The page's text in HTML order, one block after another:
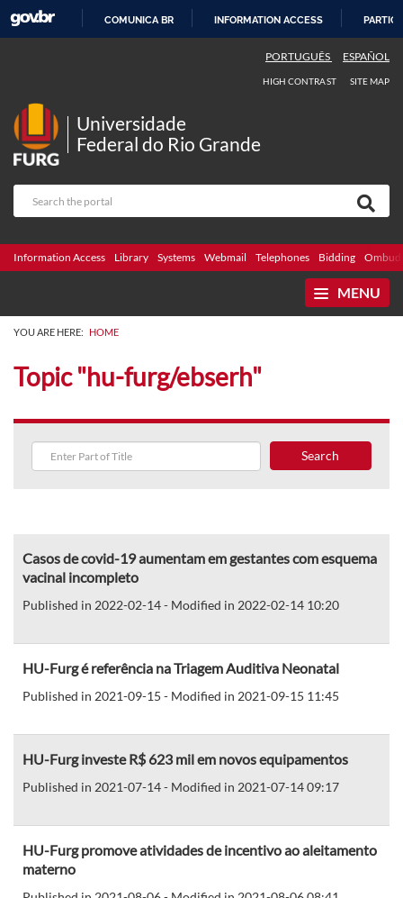
COMUNICA BR INFORMATION ACCESS
PORTUGUÊS ESPAÑOL
HIGH CONTRAST SITE MAP
Universidade
Federal do Rio Grande
Information Access Library Systems Webmail Telephones Bidding
MENU
YOU ARE HERE: HOME
Topic "hu-furg/ebserh"
Search
Casos de covid-19 aumentam em gestantes com esquema
vacinal incompleto
Published in 2022-02-14 - Modified in 2022-02-14 10:20
HU-Furg é referência na Triagem Auditiva Neonatal
Published in 2021-09-15 - Modified in 2021-09-15 11:45
HU-Furg investe R$ 623 mil em novos equipamentos
Published in 2021-07-14 - Modified in 2021-07-14 09:17
HU-Furg promove atividades de incentivo ao aleitamento
materno